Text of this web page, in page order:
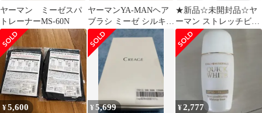
ヤーマン ミーゼスパ
トレーナーMS-60N
ヤーマンYA-MANヘア
ブラシ ミーゼ シルキー
シェルブラシ ホワイト
MS90W
★新品☆未開封品☆ヤ
ーマン ストレッチビー
ト AYS-42V★マッサー
ジガン
¥5,600 ¥5,699 ¥2,777